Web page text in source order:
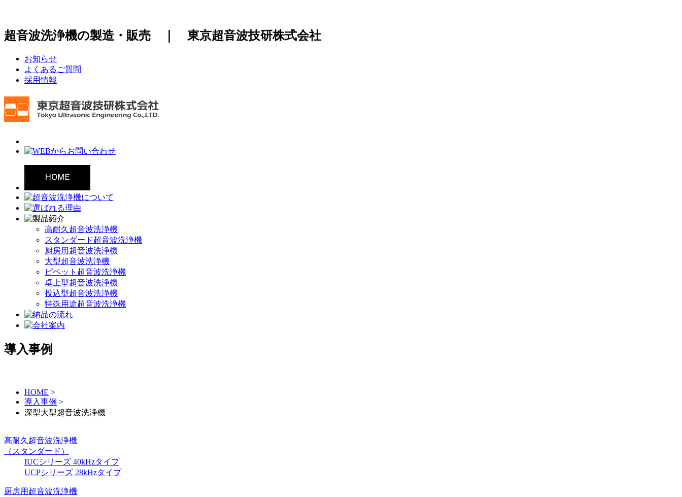
超音波洗浄機の製造・販売 ｜ 東京超音波技研株式会社
お知らせ
よくあるご質問
採用情報
高耐久超音波洗浄機
スタンダード超音波洗浄機
厨房用超音波洗浄機
大型超音波洗浄機
ピペット超音波洗浄機
卓上型超音波洗浄機
投込型超音波洗浄機
特殊用途超音波洗浄機
導入事例
HOME >
導入事例 >
深型大型超音波洗浄機
高耐久超音波洗浄機
（スタンダード）
IUCシリーズ 40kHzタイプ
UCPシリーズ 28kHzタイプ
厨房用超音波洗浄機